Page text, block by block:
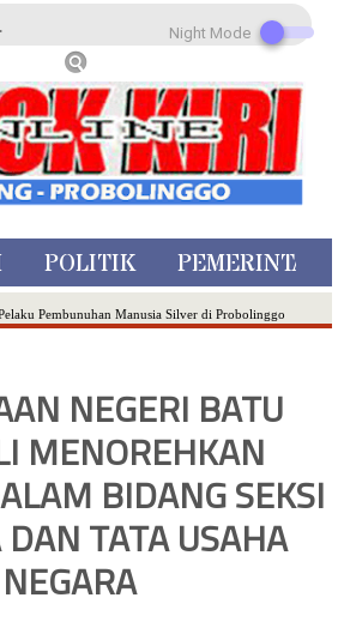
POLITIK
Pembunuhan Manusia Silver di Probolinggo
Melalui LASKAR JODA, Usung Filosofi Gelar Sehelai
Dari Berbagai Daerah Padati Kota Wisata Batu
Tujuh Sapta Pesona Wisata di Amfiteater, Mikutopia
Rekrutmen Karyawan,Berikut Kualifikasinya
Wonoasih Perkuat Ketahanan Pangan Lewat Dialog
Petani
RAPAT PLENO TERBUKA PEMUTAKHIRAN DATA
NEGERI BATU
MENOREHKAN
BIDANG SEKSI
TATA USAHA
NEGARA
Night Mode